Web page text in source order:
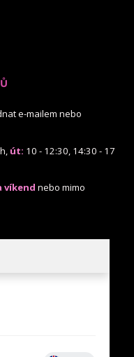
e-mailem nebo
út: 10 - 12:30, 14:30 - 17
víkend nebo mimo